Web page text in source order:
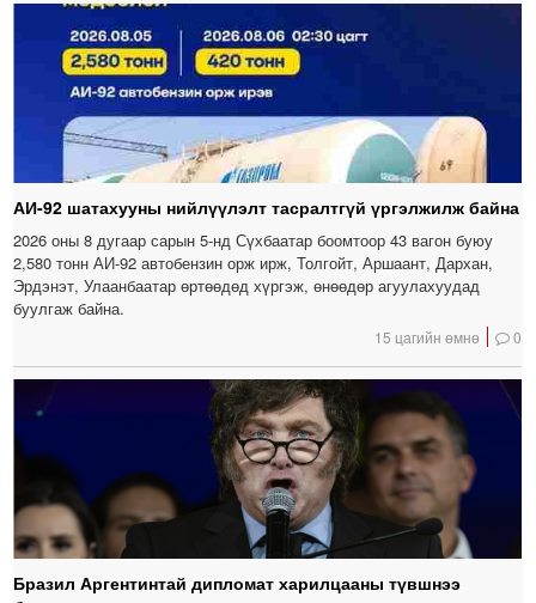
АИ-92 шатахууны нийлүүлэлт тасралтгүй үргэлжилж байна
2026 оны 8 дугаар сарын 5-нд Сүхбаатар боомтоор 43 вагон буюу
2,580 тонн АИ-92 автобензин орж ирж, Толгойт, Аршаант, Дархан,
Эрдэнэт, Улаанбаатар өртөөдөд хүргэж, өнөөдөр агуулахуудад
буулгаж байна.
15 цагийн өмнө 0
Бразил Аргентинтай дипломат харилцааны түвшнээ